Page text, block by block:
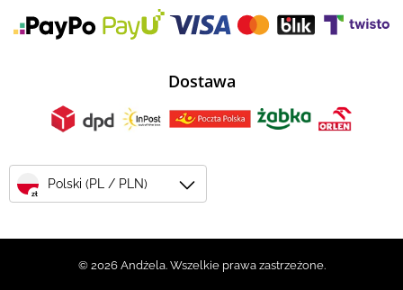
Dostawa
zł
Polski (PL / PLN)
© 2026 Andżela. Wszelkie prawa zastrzeżone.